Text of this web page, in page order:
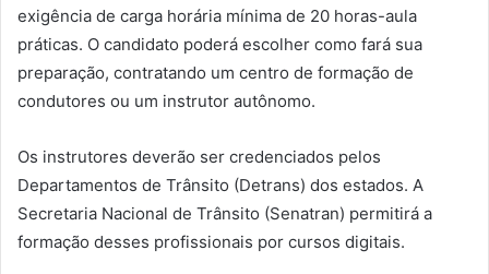
exigência de carga horária mínima de 20 horas-aula
práticas. O candidato poderá escolher como fará sua
preparação, contratando um centro de formação de
condutores ou um instrutor autônomo.
Os instrutores deverão ser credenciados pelos
Departamentos de Trânsito (Detrans) dos estados. A
Secretaria Nacional de Trânsito (Senatran) permitirá a
formação desses profissionais por cursos digitais.